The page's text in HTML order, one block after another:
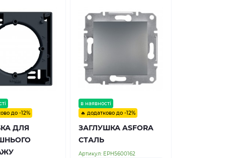
до -12%
ДЛЯ
в наявності
🔥 додатково до -12%
ЗАГЛУШКА ASFORA
СТАЛЬ
Артикул: EPH5600162